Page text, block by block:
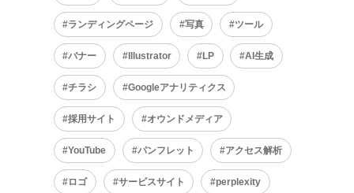
ランディングページ 写真 ツール
バナー Illustrator LP AI生成
チラシ Googleアナリティクス
採用サイト オウンドメディア
YouTube パンフレット アクセス解析
ロゴ サービスサイト perplexity